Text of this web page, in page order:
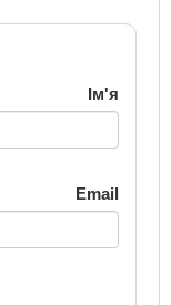
Ім'я
Email